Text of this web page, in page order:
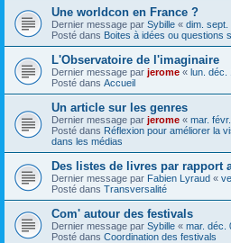
Une worldcon en France ?
Dernier message par Sybille « dim. sept.
Posté dans Boites à idées ou questions
L'Observatoire de l'imaginaire
Dernier message par jerome « lun. déc.
Posté dans Accueil
Un article sur les genres
Dernier message par jerome « mar.
Posté dans Réflexion pour améliorer la
dans les médias
Des listes de livres par rapport
Dernier message par Fabien Lyraud «
Posté dans Transversalité
Com' autour des festivals
Dernier message par Sybille « mar. déc.
Posté dans Coordination des festivals